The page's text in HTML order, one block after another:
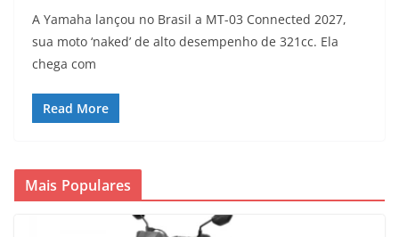
A Yamaha lançou no Brasil a MT-03 Connected 2027,
sua moto ‘naked’ de alto desempenho de 321cc. Ela
chega com
Read More
Mais Populares